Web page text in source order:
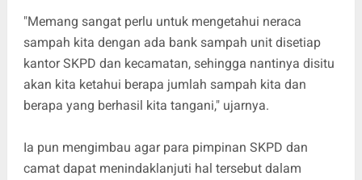
"Memang sangat perlu untuk mengetahui neraca
sampah kita dengan ada bank sampah unit disetiap
kantor SKPD dan kecamatan, sehingga nantinya disitu
akan kita ketahui berapa jumlah sampah kita dan
berapa yang berhasil kita tangani," ujarnya.
Ia pun mengimbau agar para pimpinan SKPD dan
camat dapat menindaklanjuti hal tersebut dalam